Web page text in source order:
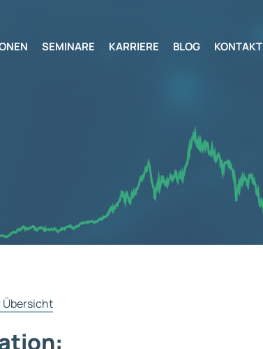
SEMINARE KARRIERE BLOG KONTAKT
Übersicht